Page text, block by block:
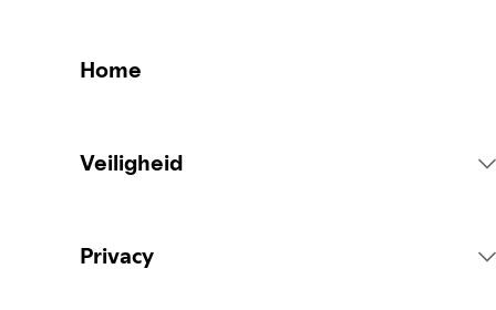
Home
Veiligheid
Privacy